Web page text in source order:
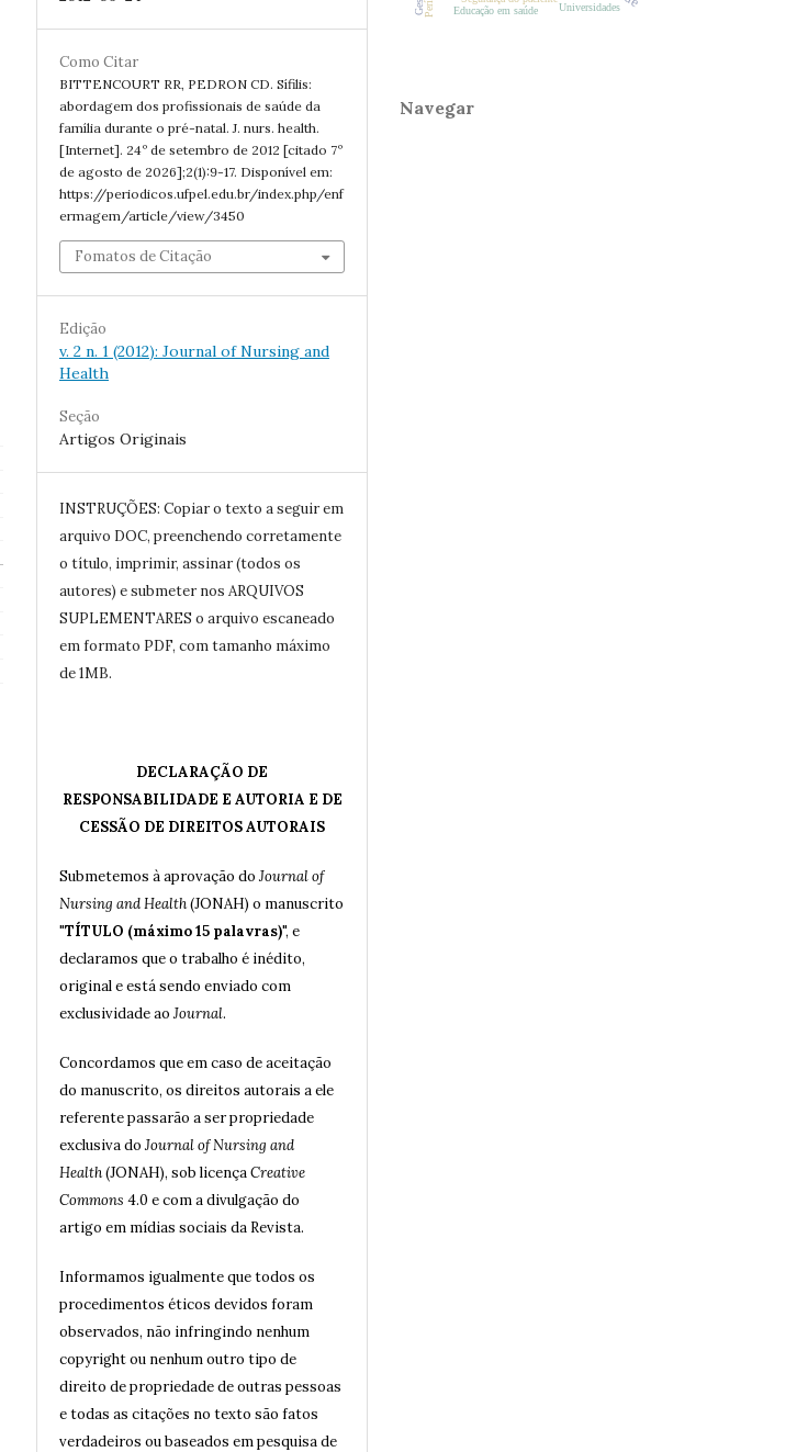
Como Citar
BITTENCOURT RR, PEDRON CD. Sífilis:
abordagem dos profissionais de saúde da
família durante o pré-natal. J. nurs. health.
[Internet]. 24º de setembro de 2012 [citado 7º
de agosto de 2026];2(1):9-17. Disponível em:
https://periodicos.ufpel.edu.br/index.php/enf
ermagem/article/view/3450
Fomatos de Citação
Edição
v. 2 n. 1 (2012): Journal of Nursing and
Health
Seção
Artigos Originais
INSTRUÇÕES: Copiar o texto a seguir em
arquivo DOC, preenchendo corretamente
o título, imprimir, assinar (todos os
autores) e submeter nos ARQUIVOS
SUPLEMENTARES o arquivo escaneado
em formato PDF, com tamanho máximo
de 1MB.
DECLARAÇÃO DE
RESPONSABILIDADE E AUTORIA E DE
CESSÃO DE DIREITOS AUTORAIS
Submetemos à aprovação do Journal of
Nursing and Health(JONAH) o manuscrito
"TÍTULO (máximo 15 palavras)", e
declaramos que o trabalho é inédito,
original e está sendo enviado com
exclusividade ao Journal.
Concordamos que em caso de aceitação
do manuscrito, os direitos autorais a ele
referente passarão a ser propriedade
exclusiva do Journal of Nursing and
Health(JONAH), sob licençaCreative
Commons 4.0 e com a divulgação do
artigo em mídias sociais da Revista.
Informamos igualmente que todos os
procedimentos éticos devidos foram
observados, não infringindo nenhum
copyright ou nenhum outro tipo de
direito de propriedade de outras pessoas
e todas as citações no texto são fatos
verdadeiros ou baseados em pesquisa de
Educação em saúde Universidades
Navegar